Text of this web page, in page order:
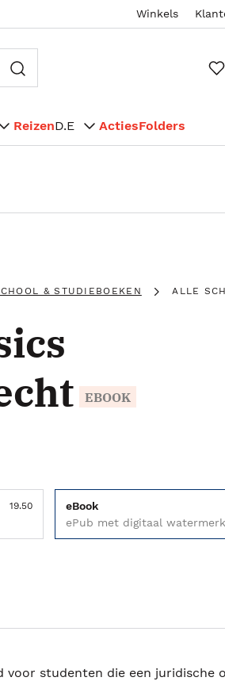
Winkels
ReizenD.E ActiesFolders
& STUDIEBOEKEN ALLE
EBOOK
19.50 eBook
ePub met digitaal watermerk
voor studenten die een juridische